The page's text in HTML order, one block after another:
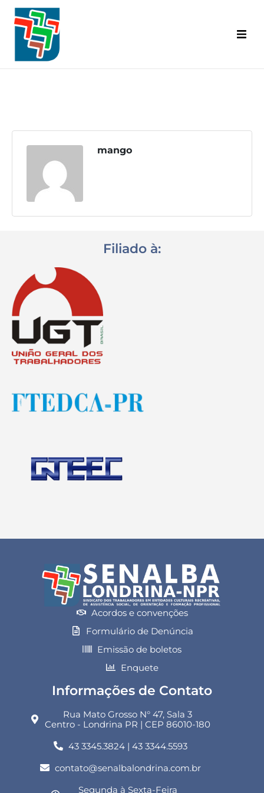
Inicial
Diretoria
Convênios
A.C.T. | C.C.T.
Destaques
Contato
mango
Filiado à:
Acordos e convenções
Formulário de Denúncia
Emissão de boletos
Enquete
Informações de Contato
Rua Mato Grosso N° 47, Sala 3
Centro - Londrina PR | CEP 86010-180
43 3345.3824 | 43 3344.5593
contato@senalbalondrina.com.br
Segunda à Sexta-Feira